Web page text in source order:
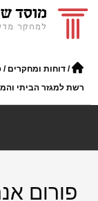
/ דוחות ומחקרים /
רשת למגזר הביתי